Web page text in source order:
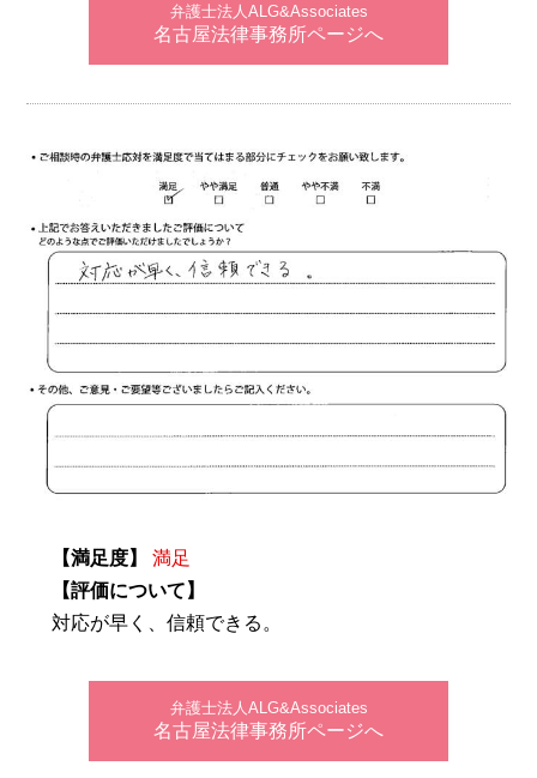
弁護士法人ALG&Associates
名古屋法律事務所ページへ
【満足度】
満足
【評価について】
対応が早く、信頼できる。
弁護士法人ALG&Associates
名古屋法律事務所ページへ